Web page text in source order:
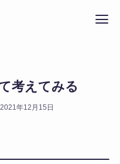
考えてみる
2021年12月15日